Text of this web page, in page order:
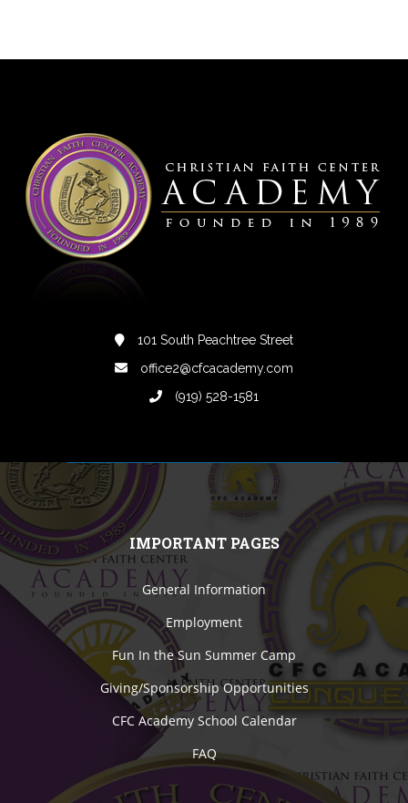
101 South Peachtree Street
office2@cfcacademy.com
(919) 528-1581
IMPORTANT PAGES
General Information
Employment
Fun In the Sun Summer Camp
Giving/Sponsorship Opportunities
CFC Academy School Calendar
FAQ